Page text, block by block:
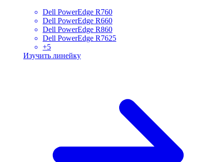
Dell PowerEdge R760
Dell PowerEdge R660
Dell PowerEdge R860
Dell PowerEdge R7625
+5
Изучить линейку